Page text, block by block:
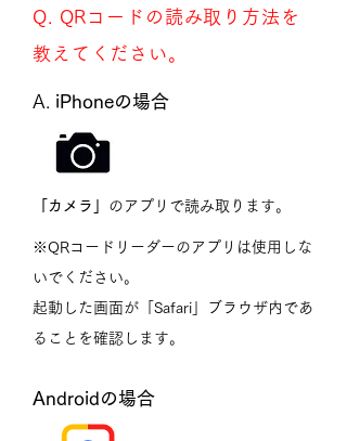
Q. QRコードの読み取り方法を
教えてください。
A. iPhoneの場合
「カメラ」 のアプリで読み取ります。
※QRコードリーダーのアプリは使用しな
いでください。
起動した画面が「Safari」ブラウザ内であ
ることを確認します。
Androidの場合